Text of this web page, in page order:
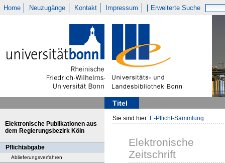
Home Neuzugänge Kontakt Impressum Erweiterte Suche
Titel
Elektronische Publikationen aus
dem Regierungsbezirk Köln
Pflichtabgabe
Ablieferungsverfahren
Sie sind hier: E-Pflicht-Sammlung
Elektronische
Zeitschrift